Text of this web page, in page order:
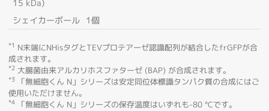
15 kDa)
シェイカーボール 1個
*1 N末端にNHisタグとTEVプロテアーゼ認識配列が結合したfrGFPが合
成されます。
*2 大腸菌由来アルカリホスファターゼ (BAP) が合成されます。
*3
「無細胞くん N」シリーズは安定同位体標識タンパク質の合成にはご
使用いただけません。
*4 「無細胞くん N」シリーズの保存温度はいずれも-80 °Cです。